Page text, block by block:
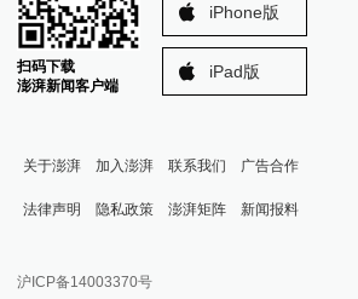
扫码下载
澎湃新闻客户端
iPhone版
iPad版
关于澎湃 加入澎湃 联系我们 广告合作
法律声明 隐私政策 澎湃矩阵
澎湃新闻公众号
新闻报料
报料邮箱: news@thepaper.cn
沪ICP备14003370号